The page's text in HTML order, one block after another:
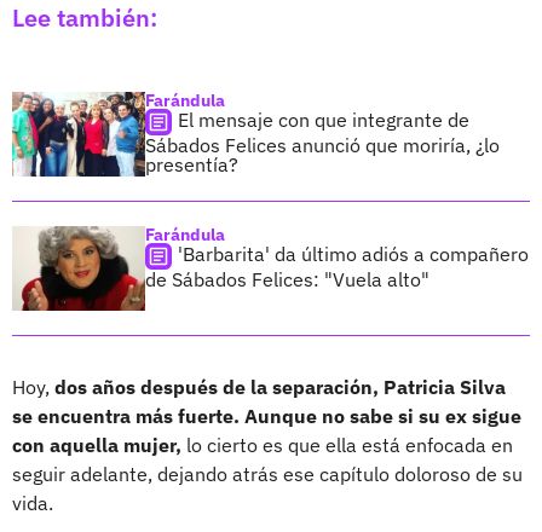
Lee también:
Farándula
El mensaje con que integrante de
Sábados Felices anunció que moriría, ¿lo
presentía?
Farándula
'Barbarita' da último adiós a compañero
de Sábados Felices: "Vuela alto"
Hoy, dos años después de la separación, Patricia Silva
se encuentra más fuerte. Aunque no sabe si su ex sigue
con aquella mujer, lo cierto es que ella está enfocada en
seguir adelante, dejando atrás ese capítulo doloroso de su
vida.